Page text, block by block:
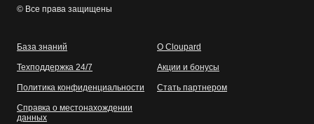
© Все права защищены
База знаний
Техподдержка 24/7
Политика конфиденциальности
Справка о местонахождении
данных
О Cloupard
Акции и бонусы
Стать партнером